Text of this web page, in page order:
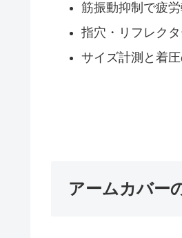
筋振動抑制で疲
指穴・リフレク
サイズ計測と着
アームカバー